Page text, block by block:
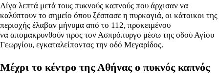
Λίγα λεπτά μετά τους πυκνούς καπνούς που άρχισαν να
καλύπτουν το σημείο όπου ξέσπασε η πυρκαγιά, οι κάτοικοι της
περιοχής έλαβαν μήνυμα από το 112, προκειμένου
να απομακρυνθούν προς τον Ασπρόπυργο μέσω της οδού Αγίου
Γεωργίου, εγκαταλείποντας την οδό Μεγαρίδος.
Μέχρι το κέντρο της Αθήνας ο πυκνός καπνός